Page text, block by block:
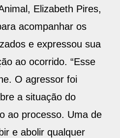
Elizabeth Pires,
acompanhar os
e expressou sua
ao ocorrido. “Esse
O agressor foi
a situação do
ao processo. Uma de
e abolir qualquer